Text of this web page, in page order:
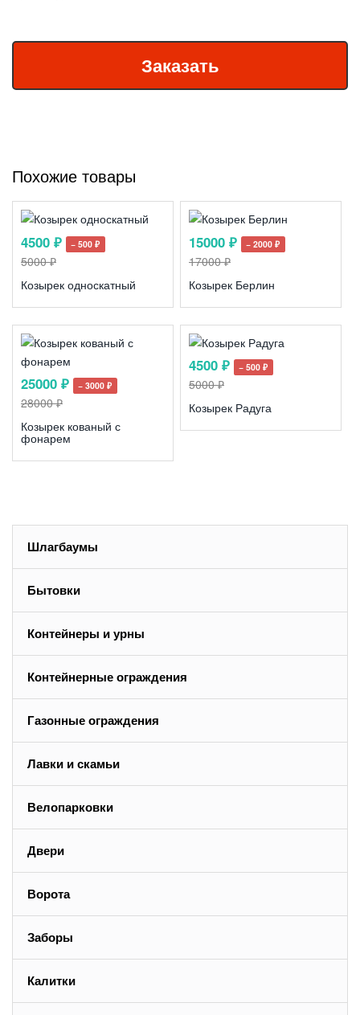
Похожие товары
4500 ₽ − 500 ₽
5000 ₽
Козырек односкатный
15000 ₽ − 2000 ₽
17000 ₽
Козырек Берлин
25000 ₽ − 3000 ₽
28000 ₽
Козырек кованый с
фонарем
4500 ₽ − 500 ₽
5000 ₽
Козырек Радуга
Шлагбаумы
Бытовки
Контейнеры и урны
Контейнерные ограждения
Газонные ограждения
Лавки и скамьи
Велопарковки
Двери
Ворота
Заборы
Калитки